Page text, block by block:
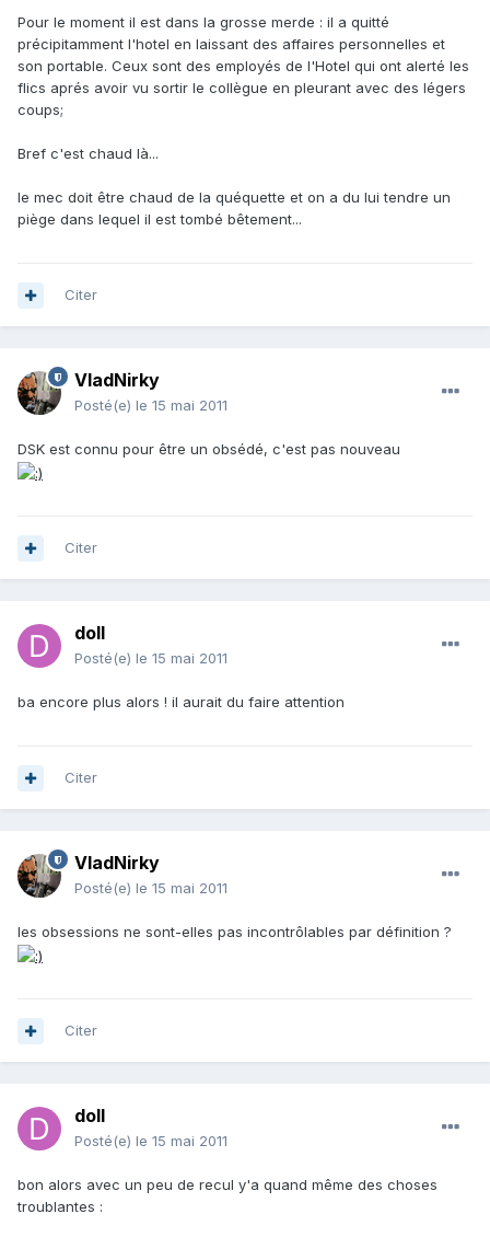
Pour le moment il est dans la grosse merde : il a quitté
précipitamment l'hotel en laissant des affaires personnelles et
son portable. Ceux sont des employés de l'Hotel qui ont alerté les
flics aprés avoir vu sortir le collègue en pleurant avec des légers
coups;
Bref c'est chaud là...
le mec doit être chaud de la quéquette et on a du lui tendre un
piège dans lequel il est tombé bêtement...
Citer
VladNirky
Posté(e) le 15 mai 2011
DSK est connu pour être un obsédé, c'est pas nouveau
Citer
doll
Posté(e) le 15 mai 2011
ba encore plus alors ! il aurait du faire attention
Citer
VladNirky
Posté(e) le 15 mai 2011
les obsessions ne sont-elles pas incontrôlables par définition ?
Citer
doll
Posté(e) le 15 mai 2011
bon alors avec un peu de recul y'a quand même des choses
troublantes :